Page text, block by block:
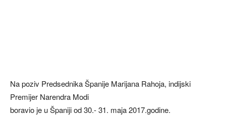
Na poziv Predsednika Španije Marijana Rahoja, indijski
Premijer Narendra Modi
boravio je u Španiji od 30.- 31. maja 2017.godine.